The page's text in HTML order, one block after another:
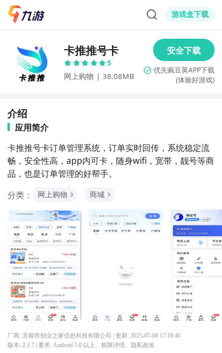
游戏盒下载
卡推推号卡
5
网上购物 | 38.08MB (体验好游戏)
介绍
应用简介
卡推推号卡订单管理系统，订单实时回传，系统稳定流
畅，安全性高，app内可卡，随身wifi，宽带，靓号等商
品，也是订单管理的好帮手。
分类：
网上购物 商城
厂商: 宜都市创业之家信息科技有限公司 | 更新: 2025-07-08 17:18:46
版本: 2.3.7| 要求: Android 5.0 以上、 权限详情、 隐私政策